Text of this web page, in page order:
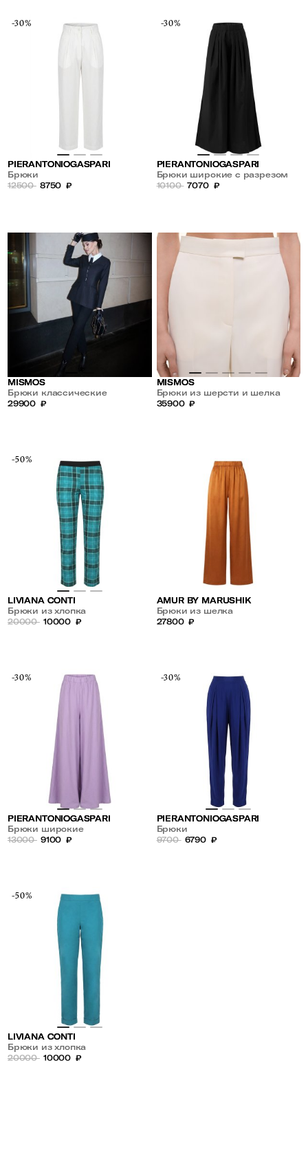
-30%
PIERANTONIOGASPARI
Брюки
12500 8750 ₽
-30%
PIERANTONIOGASPARI
Брюки широкие с разрезом
10100 7070 ₽
MISMOS
Брюки классические
украшены пайетками
29900 ₽
MISMOS
Брюки из шерсти и шелка
широкие
35900 ₽
-50%
LIVIANA CONTI
Брюки из хлопка
20000 10000 ₽
AMUR BY MARUSHIK
Брюки из шелка
27800 ₽
-30%
PIERANTONIOGASPARI
Брюки широкие
13000 9100 ₽
-30%
PIERANTONIOGASPARI
Брюки
9700 6790 ₽
-50%
LIVIANA CONTI
Брюки из хлопка
20000 10000 ₽